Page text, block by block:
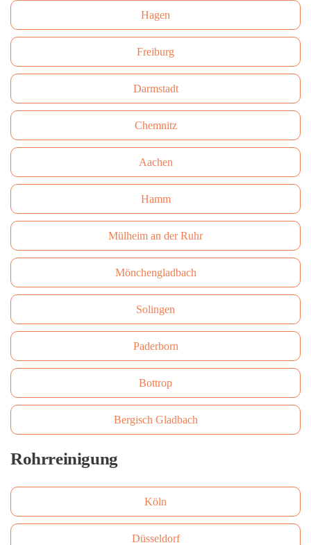
Hagen
Freiburg
Darmstadt
Сhemnitz
Aachen
Hamm
Mülheim an der Ruhr
Mönchengladbach
Solingen
Paderborn
Bottrop
Bergisch Gladbach
Rohrreinigung
Köln
Düsseldorf